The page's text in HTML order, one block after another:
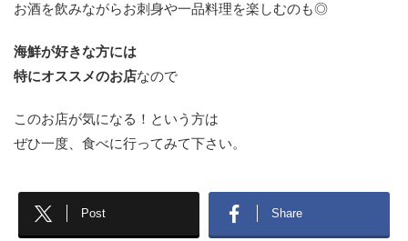
お酒を飲みながらお刺身や一品料理を楽しむのも◎
海鮮が好きな方には
特にオススメのお店なので
このお店が気になる！という方は
ぜひ一度、食べに行ってみて下さい。
Post Share